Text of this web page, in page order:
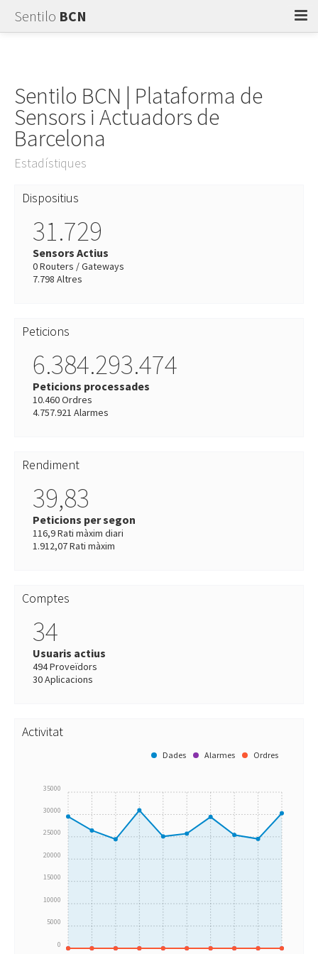
Sentilo BCN
Suport
Accedir
Sentilo BCN | Plataforma de
Sensors i Actuadors de
Barcelona
Estadístiques
Dispositius
31.729
Sensors Actius
0 Routers / Gateways
7.798 Altres
Peticions
6.384.293.474
Peticions processades
10.460 Ordres
4.757.921 Alarmes
Rendiment
39,83
Peticions per segon
116,9 Rati màxim diari
1.912,07 Rati màxim
Comptes
34
Usuaris actius
494 Proveïdors
30 Aplicacions
Activitat
Dades Alarmes Ordres
0
5000
10000
15000
20000
25000
30000
35000